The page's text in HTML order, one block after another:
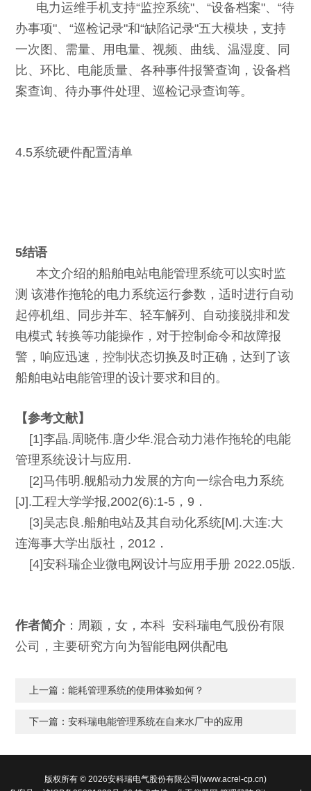
电力运维手机支持“监控系统"、“设备档案"、“待
办事项"、“巡检记录"和“缺陷记录"五大模块，支持
一次图、需量、用电量、视频、曲线、温湿度、同
比、环比、电能质量、各种事件报警查询，设备档
案查询、待办事件处理、巡检记录查询等。
4.5系统硬件配置清单
5结语
本文介绍的船舶电站电能管理系统可以实时监
测 该港作拖轮的电力系统运行参数，适时进行自动
起停机组、同步并车、轻车解列、自动接脱排和发
电模式 转换等功能操作，对于控制命令和故障报
警，响应迅速，控制状态切换及时正确，达到了该
船舶电站电能管理的设计要求和目的。
【参考文献】
[1]李晶.周晓伟.唐少华.混合动力港作拖轮的电能
管理系统设计与应用.
[2]马伟明.舰船动力发展的方向一综合电力系统
[J].工程大学学报,2002(6):1-5，9．
[3]吴志良.船舶电站及其自动化系统[M].大连:大
连海事大学出版社，2012．
[4]安科瑞企业微电网设计与应用手册 2022.05版.
作者简介：周颖，女，本科 安科瑞电气股份有限
公司，主要研究方向为智能电网供配电
上一篇：能耗管理系统的使用体验如何？
下一篇：安科瑞电能管理系统在自来水厂中的应用
版权所有 © 2026安科瑞电气股份有限公司(www.acrel-cp.cn)